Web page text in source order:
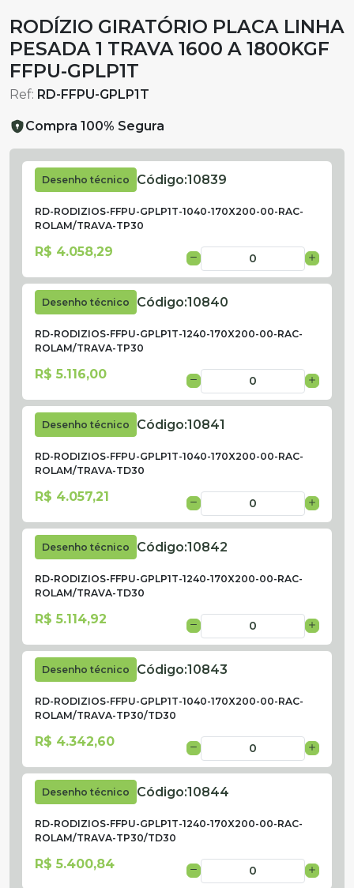
RODÍZIO GIRATÓRIO PLACA LINHA
PESADA 1 TRAVA 1600 A 1800KGF
FFPU-GPLP1T
Ref: RD-FFPU-GPLP1T
Compra 100% Segura
Desenho técnico Código:10839
RD-RODIZIOS-FFPU-GPLP1T-1040-170X200-00-RAC-
ROLAM/TRAVA-TP30
R$ 4.058,29
Desenho técnico Código:10840
RD-RODIZIOS-FFPU-GPLP1T-1240-170X200-00-RAC-
ROLAM/TRAVA-TP30
R$ 5.116,00
Desenho técnico Código:10841
RD-RODIZIOS-FFPU-GPLP1T-1040-170X200-00-RAC-
ROLAM/TRAVA-TD30
R$ 4.057,21
Desenho técnico Código:10842
RD-RODIZIOS-FFPU-GPLP1T-1240-170X200-00-RAC-
ROLAM/TRAVA-TD30
R$ 5.114,92
Desenho técnico Código:10843
RD-RODIZIOS-FFPU-GPLP1T-1040-170X200-00-RAC-
ROLAM/TRAVA-TP30/TD30
R$ 4.342,60
Desenho técnico Código:10844
RD-RODIZIOS-FFPU-GPLP1T-1240-170X200-00-RAC-
ROLAM/TRAVA-TP30/TD30
R$ 5.400,84